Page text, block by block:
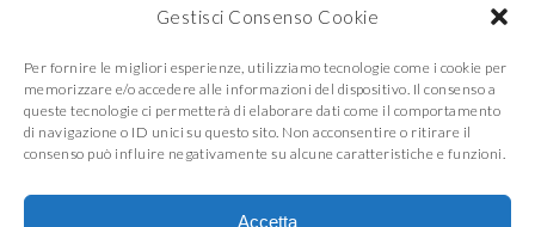
Gestisci Consenso Cookie
Per fornire le migliori esperienze, utilizziamo tecnologie come i cookie per
memorizzare e/o accedere alle informazioni del dispositivo. Il consenso a
queste tecnologie ci permetterà di elaborare dati come il comportamento
di navigazione o ID unici su questo sito. Non acconsentire o ritirare il
consenso può influire negativamente su alcune caratteristiche e funzioni.
Accetta
Mamma e Figlia in
cucina